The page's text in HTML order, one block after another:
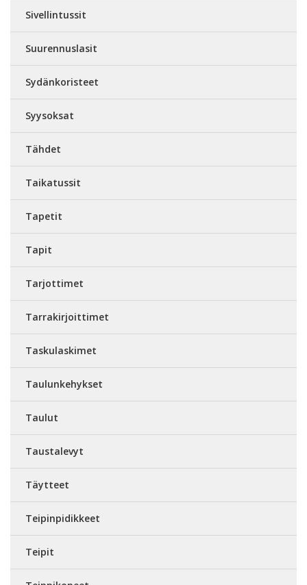
Sivellintussit
Suurennuslasit
Sydänkoristeet
Syysoksat
Tähdet
Taikatussit
Tapetit
Tapit
Tarjottimet
Tarrakirjoittimet
Taskulaskimet
Taulunkehykset
Taulut
Taustalevyt
Täytteet
Teipinpidikkeet
Teipit